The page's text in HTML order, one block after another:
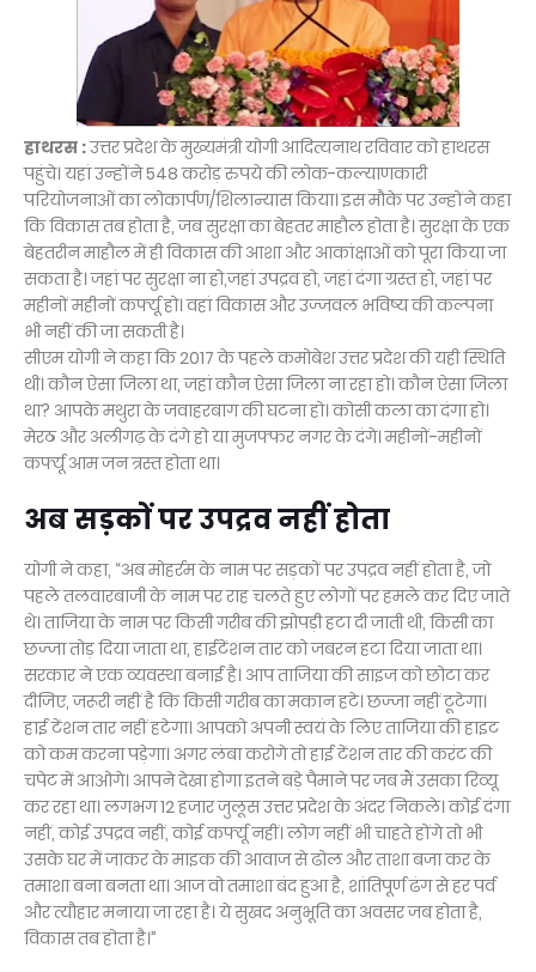
हाथरस :उत्तर प्रदेश के मुख्यमंत्री योगी आदित्यनाथ रविवार को हाथरस
पहुंचे। यहां उन्होंने 548 करोड़ रुपये की लोक-कल्याणकारी
परियोजनाओं का लोकार्पण/शिलान्यास किया। इस मौके पर उन्होंने कहा
कि विकास तब होता है, जब सुरक्षा का बेहतर माहौल होता है। सुरक्षा के एक
बेहतरीन माहौल में ही विकास की आशा और आकांक्षाओं को पूरा किया जा
सकता है। जहां पर सुरक्षा ना हो,जहां उपद्रव हो, जहां दंगा ग्रस्त हो, जहां पर
महीनों महीनों कर्फ्यू हो। वहां विकास और उज्जवल भविष्य की कल्पना
भी नहीं की जा सकती है।
सीएम योगी ने कहा कि 2017 के पहले कमोबेश उत्तर प्रदेश की यही स्थिति
थी। कौन ऐसा जिला था, जहां कौन ऐसा जिला ना रहा हो। कौन ऐसा जिला
था? आपके मथुरा के जवाहरबाग की घटना हो। कोसी कला का दंगा हो।
मेरठ और अलीगढ़ के दंगे हो या मुजफ्फर नगर के दंगे। महीनों-महीनों
कर्फ्यू आम जन त्रस्त होता था।
अब सड़कों पर उपद्रव नहीं होता
योगी ने कहा, “अब मोहर्रम के नाम पर सड़कों पर उपद्रव नहीं होता है, जो
पहले तलवारबाजी के नाम पर राह चलते हुए लोगों पर हमले कर दिए जाते
थे। ताजिया के नाम पर किसी गरीब की झोपड़ी हटा दी जाती थी, किसी का
छज्जा तोड़ दिया जाता था, हाईटेंशन तार को जबरन हटा दिया जाता था।
सरकार ने एक व्यवस्था बनाई है। आप ताजिया की साइज को छोटा कर
दीजिए, जरूरी नहीं है कि किसी गरीब का मकान हटे। छज्जा नहीं टूटेगा।
हाई टेंशन तार नहीं हटेगा। आपको अपनी स्वयं के लिए ताजिया की हाइट
को कम करना पड़ेगा। अगर लंबा करोगे तो हाई टेंशन तार की करंट की
चपेट में आओगे। आपने देखा होगा इतने बड़े पैमाने पर जब मैं उसका रिव्यू
कर रहा था। लगभग 12 हजार जुलूस उत्तर प्रदेश के अंदर निकले। कोई दंगा
नहीं, कोई उपद्रव नहीं, कोई कर्फ्यू नहीं। लोग नहीं भी चाहते होंगे तो भी
उसके घर में जाकर के माइक की आवाज से ढोल और ताशा बजा कर के
तमाशा बना बनता था। आज वो तमाशा बंद हुआ है, शांतिपूर्ण ढंग से हर पर्व
और त्यौहार मनाया जा रहा है। ये सुखद अनुभूति का अवसर जब होता है,
विकास तब होता है।”